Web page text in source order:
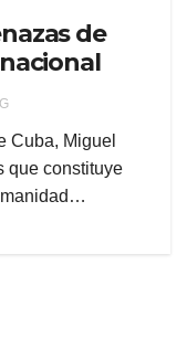
de
Cuba, Miguel
que constituye